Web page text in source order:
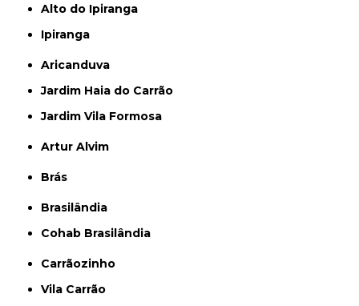
Alto do Ipiranga
Ipiranga
Aricanduva
Jardim Haia do Carrão
Jardim Vila Formosa
Artur Alvim
Brás
Brasilândia
Cohab Brasilândia
Carrãozinho
Vila Carrão